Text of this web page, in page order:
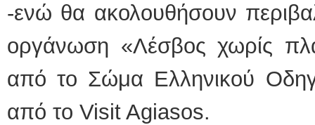
-ενώ θα ακολουθήσουν
οργάνωση «Λέσβος χωρίς
από το Σώμα Ελληνικού
από το Visit Agiasos.